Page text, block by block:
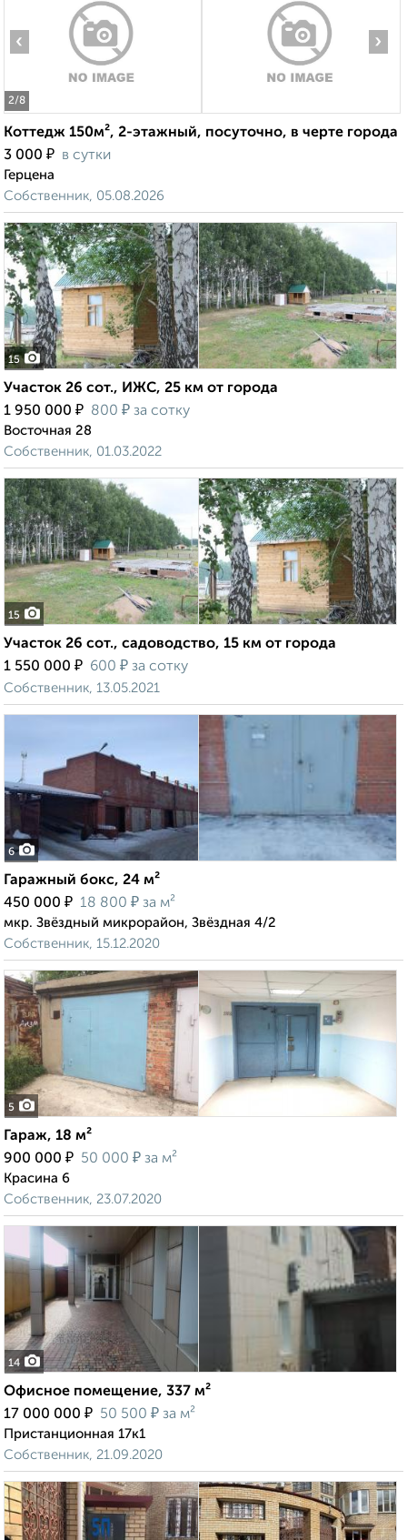
2/8
‹ ›
Коттедж 150м², 2-этажный, посуточно, в черте города
3 000 ₽ в сутки
Герцена
Собственник, 05.08.2026
15
Участок 26 сот., ИЖС, 25 км от города
1 950 000 ₽ 800 ₽ за сотку
Восточная 28
Собственник, 01.03.2022
15
Участок 26 сот., садоводство, 15 км от города
1 550 000 ₽ 600 ₽ за сотку
Собственник, 13.05.2021
6
Гаражный бокс, 24 м²
450 000 ₽ 18 800 ₽ за м²
мкр. Звёздный микрорайон, Звёздная 4/2
Собственник, 15.12.2020
5
Гараж, 18 м²
900 000 ₽ 50 000 ₽ за м²
Красина 6
Собственник, 23.07.2020
14
Офисное помещение, 337 м²
17 000 000 ₽ 50 500 ₽ за м²
Пристанционная 17к1
Собственник, 21.09.2020